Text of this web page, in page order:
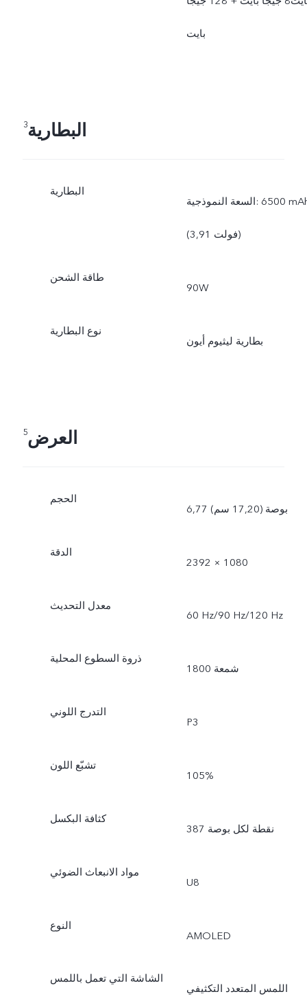
بايت
البطارية3
البطارية
السعة النموذجية: ‎6500 mAh
(3,91 فولت)
طاقة الشحن
90W
نوع البطارية
بطارية ليثيوم أيون
العرض5
الحجم
6,77 بوصة (17,20 سم)
الدقة
2392 × 1080
معدل التحديث
‎60 Hz‏/‎90 Hz‏/‎120 Hz
ذروة السطوع المحلية
1800 شمعة
التدرج اللوني
P3
تشبّع اللون
105%
كثافة البكسل
387 نقطة لكل بوصة
مواد الانبعاث الضوئي
U8
النوع
AMOLED
الشاشة التي تعمل باللمس
اللمس المتعدد التكثيفي